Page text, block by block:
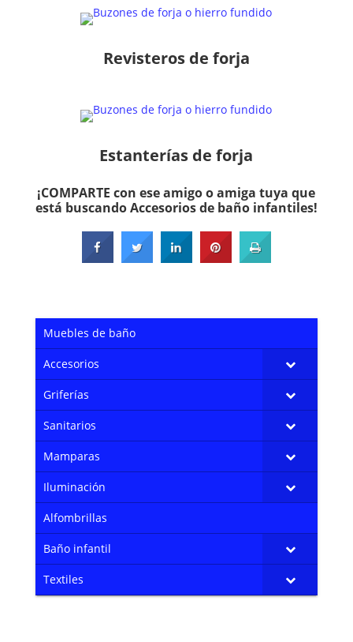
Revisteros de forja
Estanterías de forja
¡COMPARTE con ese amigo o amiga tuya que
está buscando Accesorios de baño infantiles!
Muebles de baño
Accesorios
Griferías
Sanitarios
Mamparas
Iluminación
Alfombrillas
Baño infantil
Textiles